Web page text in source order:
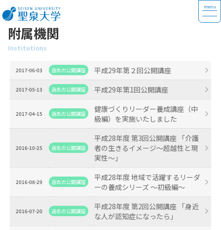
附属機関
Institutions
2017-06-03 過去の公開講座 平成29年第２回公開講座
2017-05-13 過去の公開講座 平成29年第1回公開講座
2017-04-15 過去の公開講座
健康づくりリーダー養成講座（中
級編）を実施いたしました
2016-10-25 過去の公開講座
平成28年度 第3回公開講座 「介護
者の生きるイメージ～超越性と現
実性～」
2016-08-29 過去の公開講座
平成28年度 地域で活躍するリーダ
ーの養成シリーズ ～初級編～
2016-07-20 過去の公開講座
平成28年度 第2回公開講座 「身近
な人が認知症になったら」